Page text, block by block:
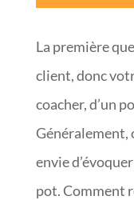
La première
client, donc
coacher, d’un
Généralement,
envie
pot. Comment